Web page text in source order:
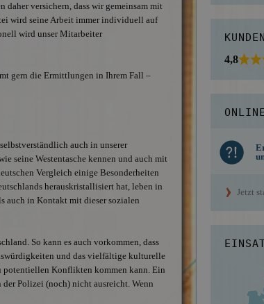
daher versichern, dass wir gemeinsam mit
wird seine Arbeit immer individuell auf
wird unser Mitarbeiter
gern die Ermittlungen in Ihrem Fall –
auch in unserer
seine Westentasche kennen und auch mit
Vergleich einige Besonderheiten
herauskristallisiert hat, leben in
auch in Kontakt mit dieser sozialen
So kann es auch vorkommen, dass
und das vielfältige kulturelle
potentiellen Konflikten kommen kann. Ein
Polizei (noch) nicht ausreicht. Wenn
4,8
Jetzt